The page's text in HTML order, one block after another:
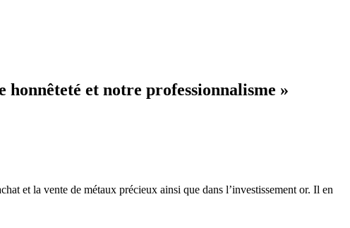
et notre professionnalisme »
et la vente de métaux précieux ainsi que dans l’investissement or. Il en